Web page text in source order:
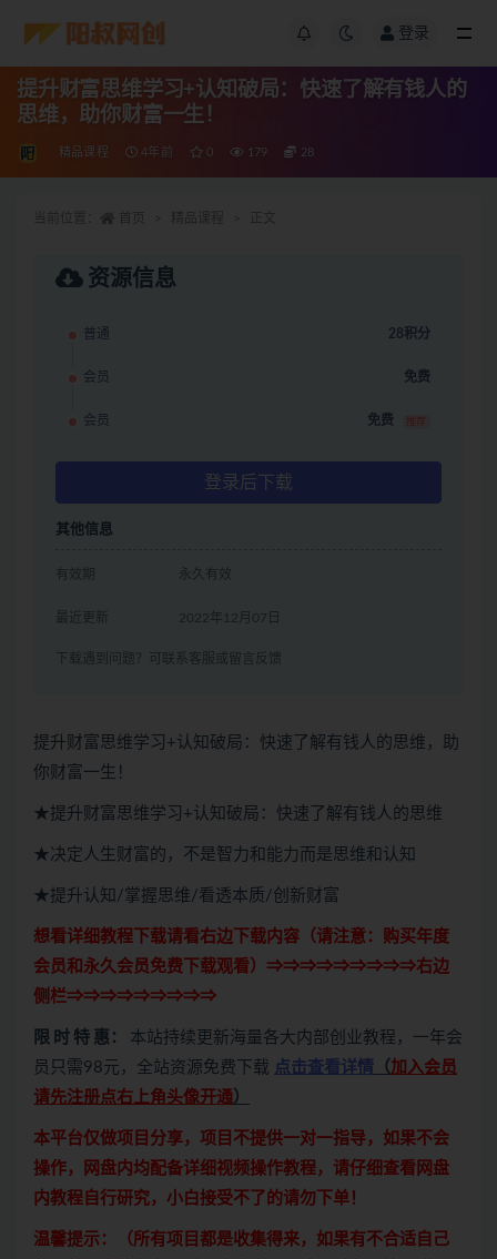
登录
提升财富思维学习+认知破局：快速了解有钱人的
思维，助你财富一生！
精品课程 4年前 0 179 28
资源信息
普通 28积分
会员 免费
会员 免费 推荐
登录后下载
其他信息
有效期 永久有效
最近更新 2022年12月07日
下载遇到问题？可联系客服或留言反馈
提升财富思维学习+认知破局：快速了解有钱人的思维，助
你财富一生！
★提升财富思维学习+认知破局：快速了解有钱人的思维
★决定人生财富的，不是智力和能力而是思维和认知
★提升认知/掌握思维/看透本质/创新财富
想看详细教程下载请看右边下载内容（请注意： 购买年度
会员和永久会员免费下载观看）⇒⇒⇒⇒⇒⇒⇒⇒⇒右边
侧栏⇒⇒⇒⇒⇒⇒⇒⇒⇒
限 时 特 惠： 本站持续更新海量各大内部创业教程，一年会
员只需98元，全站资源免费下载 点击查看详情 （加入会员
请先注册点右上角头像开通）
本平台仅做项目分享，项目不提供一对一指导，如果不会
操作，网盘内均配备详细视频操作教程，请仔细查看网盘
内教程自行研究，小白接受不了的请勿下单！
温馨提示：（所有项目都是收集得来，如果有不合适自己